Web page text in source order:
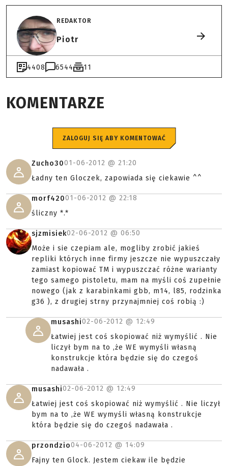
REDAKTOR
Piotr
4408 6544 11
KOMENTARZE
ZALOGUJ SIĘ ABY KOMENTOWAĆ
Zucho3001-06-2012 @ 21:20
Ładny ten Gloczek, zapowiada się ciekawie ^^
morf42001-06-2012 @ 22:18
śliczny *.*
sjzmisiek02-06-2012 @ 06:50
Może i sie czepiam ale, mogliby zrobić jakieś
repliki których inne firmy jeszcze nie wypuszczały
zamiast kopiować TM i wypuszczać różne warianty
tego samego pistoletu, mam na myśli coś zupełnie
nowego (jak z karabinkami gbb, m14, l85, rodzinka
g36 ), z drugiej strny przynajmniej coś robią :)
musashi02-06-2012 @ 12:49
Łatwiej jest coś skopiować niż wymyślić . Nie
liczył bym na to ,że WE wymyśli własną
konstrukcje która będzie się do czegoś
nadawała .
musashi02-06-2012 @ 12:49
Łatwiej jest coś skopiować niż wymyślić . Nie liczył
bym na to ,że WE wymyśli własną konstrukcje
która będzie się do czegoś nadawała .
przondzio04-06-2012 @ 14:09
Fajny ten Glock. Jestem ciekaw ile będzie